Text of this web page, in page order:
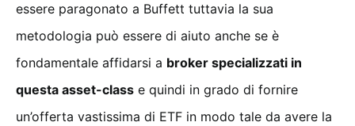
essere paragonato a Buffett tuttavia la sua
metodologia può essere di aiuto anche se è
fondamentale affidarsi a broker specializzati in
questa asset-class e quindi in grado di fornire
un’offerta vastissima di ETF in modo tale da avere la